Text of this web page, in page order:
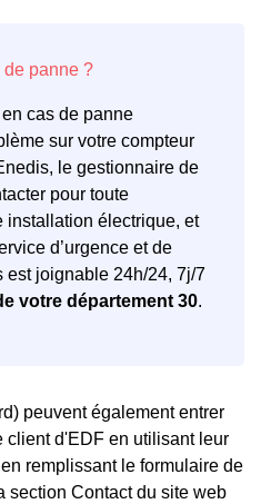
cas de panne
sur votre compteur
le gestionnaire de
pour toute
installation électrique, et
d’urgence et de
est joignable 24h/24, 7j/7
votre département 30.
peuvent également entrer
client d'EDF en utilisant leur
remplissant le formulaire de
section Contact du site web